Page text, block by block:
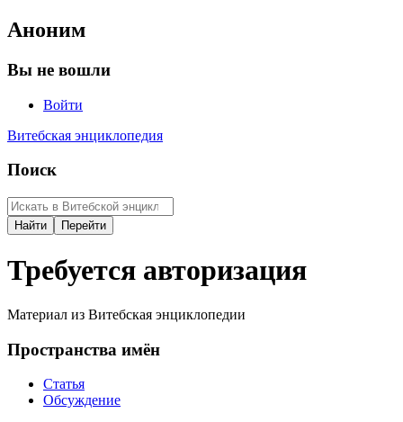
Аноним
Вы не вошли
Войти
Витебская энциклопедия
Поиск
Требуется авторизация
Материал из Витебская энциклопедии
Пространства имён
Статья
Обсуждение